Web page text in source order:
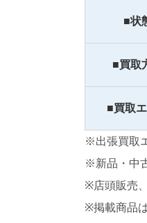
■状
■買取
■買取
※出張買取
※新品・中
※店頭販売
※掲載商品